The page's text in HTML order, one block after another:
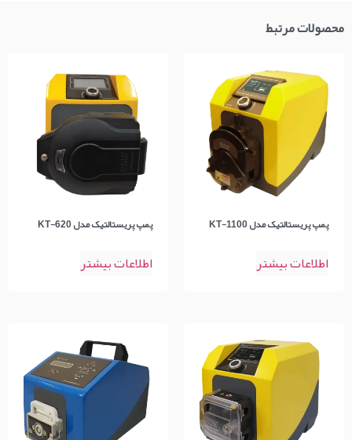
محصولات مرتبط
پمپ پریستالتیک مدل KT-1100
اطلاعات بیشتر
پمپ پریستالتیک مدل KT-620
اطلاعات بیشتر